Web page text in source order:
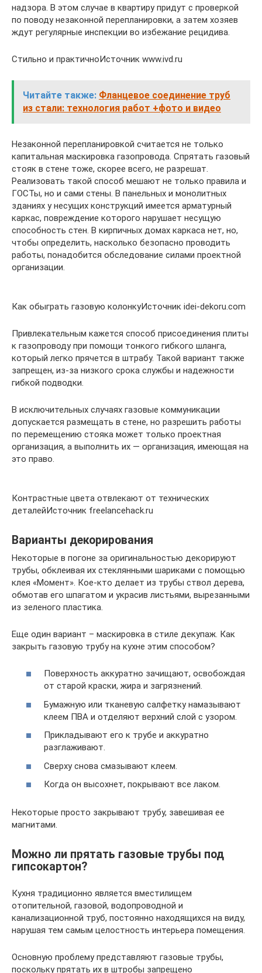
надзора. В этом случае в квартиру придут с проверкой
по поводу незаконной перепланировки, а затем хозяев
ждут регулярные инспекции во избежание рецидива.
Стильно и практичноИсточник www.ivd.ru
Читайте также: Фланцевое соединение труб
из стали: технология работ +фото и видео
Незаконной перепланировкой считается не только
капитальная маскировка газопровода. Спрятать газовый
стояк в стене тоже, скорее всего, не разрешат.
Реализовать такой способ мешают не только правила и
ГОСТы, но и сами стены. В панельных и монолитных
зданиях у несущих конструкций имеется арматурный
каркас, повреждение которого нарушает несущую
способность стен. В кирпичных домах каркаса нет, но,
чтобы определить, насколько безопасно проводить
работы, понадобится обследование силами проектной
организации.
Как обыграть газовую колонкуИсточник idei-dekoru.com
Привлекательным кажется способ присоединения плиты
к газопроводу при помощи тонкого гибкого шланга,
который легко прячется в штрабу. Такой вариант также
запрещен, из-за низкого срока службы и надежности
гибкой подводки.
В исключительных случаях газовые коммуникации
допускается размещать в стене, но разрешить работы
по перемещению стояка может только проектная
организация, а выполнить их — организация, имеющая на
это право.
Контрастные цвета отвлекают от технических
деталейИсточник freelancehack.ru
Варианты декорирования
Некоторые в погоне за оригинальностью декорируют
трубы, обклеивая их стеклянными шариками с помощью
клея «Момент». Кое-кто делает из трубы ствол дерева,
обмотав его шпагатом и украсив листьями, вырезанными
из зеленого пластика.
Еще один вариант – маскировка в стиле декупаж. Как
закрыть газовую трубу на кухне этим способом?
Поверхность аккуратно зачищают, освобождая
от старой краски, жира и загрязнений.
Бумажную или тканевую салфетку намазывают
клеем ПВА и отделяют верхний слой с узором.
Прикладывают его к трубе и аккуратно
разглаживают.
Сверху снова смазывают клеем.
Когда он высохнет, покрывают все лаком.
Некоторые просто закрывают трубу, завешивая ее
магнитами.
Можно ли прятать газовые трубы под
гипсокартон?
Кухня традиционно является вместилищем
отопительной, газовой, водопроводной и
канализационной труб, постоянно находящихся на виду,
нарушая тем самым целостность интерьера помещения.
Основную проблему представляют газовые трубы,
поскольку прятать их в штробы запрещено